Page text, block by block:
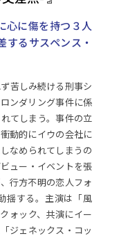
心に傷を持つ３人
するサスペンス・
苦しみ続ける刑事シ
ンダリング事件に係
てしまう。事件の立
動的にイウの会社に
なめられてしまうの
ュー・イベントを張
行方不明の恋人フォ
揺する。主演は「風
ォック、共演にイー
ジェネックス・コッ